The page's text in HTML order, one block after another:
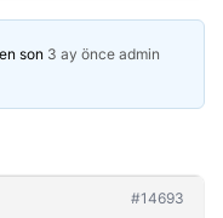
son 3 ay önce admin
#14693